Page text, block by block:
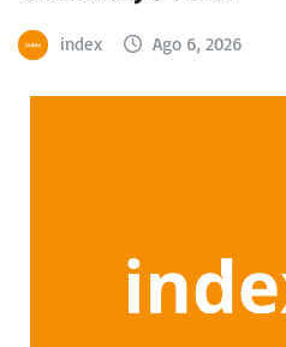
index Ago 6, 2026